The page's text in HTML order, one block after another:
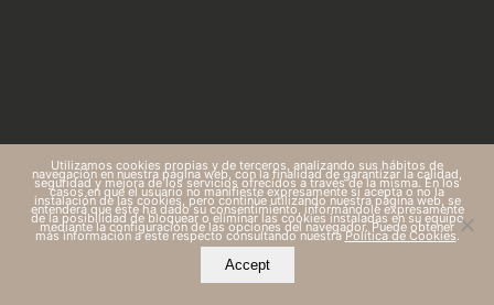
Utilizamos cookies propias y de terceros, analizando sus hábitos de
navegación en nuestra página web, con la finalidad de garantizar la calidad,
seguridad y mejora de los servicios ofrecidos a través de la misma. En los
casos en que el usuario no manifieste expresamente si acepta o no la
instalación de las cookies, pero continúe utilizando nuestra página web, se
entenderá que éste ha dado su consentimiento, informándole expresamente
de la posibilidad de bloquear o eliminar las cookies instaladas en su equipo
mediante la configuración de las opciones del navegador. Puede obtener
más información a este respecto consultando nuestraPolítica de Cookies.
Accept